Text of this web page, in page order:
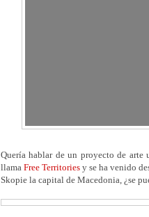
Quería hablar de un proyecto de
llama Free Territories y se ha venido
Skopie la capital de Macedonia, ¿se